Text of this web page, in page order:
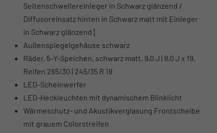
Seitenschwellereinleger in Schwarz glänzend /
Diffusoreinsatz hinten in Schwarz matt mit Einleger
in Schwarz glänzend]
Außenspiegelgehäuse schwarz
Räder, 5-Y-Speichen, schwarz matt, 9,0 J | 8,0 J x 19,
Reifen 265/30 | 245/35 R 19
LED-Scheinwerfer
LED-Heckleuchten mit dynamischem Blinklicht
Wärmeschutz- und Akustikverglasung Frontscheibe
mit grauem Colorstreifen